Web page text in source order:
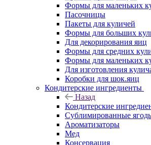
Формы для маленьких
Пасочницы
Пакеты для куличей
Формы для больших
Для декорирования яиц
Формы для средних
Формы для маленьких
Для изготовления
Коробки для шок.яиц
Кондитерские ингредиенты
Назад
Кондитерские
Сублимированные
Ароматизаторы
Мед
Консервация